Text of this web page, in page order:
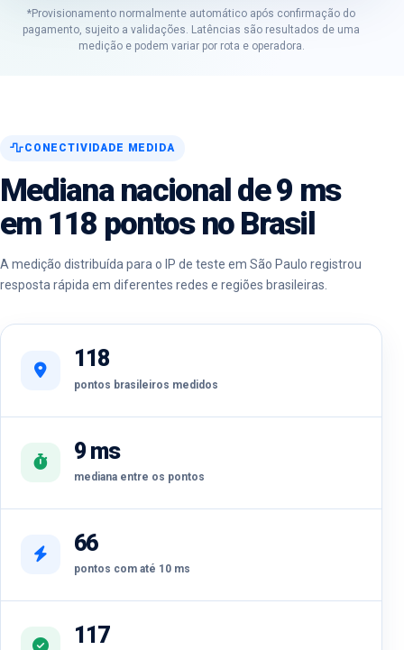
*Provisionamento normalmente automático após confirmação do
pagamento, sujeito a validações. Latências são resultados de uma
medição e podem variar por rota e operadora.
CONECTIVIDADE MEDIDA
Mediana nacional de 9 ms
em 118 pontos no Brasil
A medição distribuída para o IP de teste em São Paulo registrou
resposta rápida em diferentes redes e regiões brasileiras.
118
pontos brasileiros medidos
9 ms
mediana entre os pontos
66
pontos com até 10 ms
117